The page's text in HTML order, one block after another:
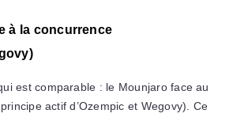
à la concurrence
est comparable : le Mounjaro face au
actif d’Ozempic et Wegovy). Ce